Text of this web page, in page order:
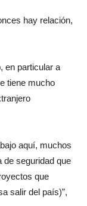
hay relación,
en particular a
tiene mucho
aquí, muchos
de seguridad que
que
salir del país)”,